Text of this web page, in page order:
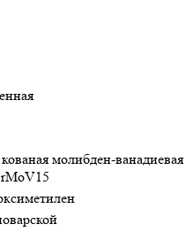
кованая молибден-ванадиевая